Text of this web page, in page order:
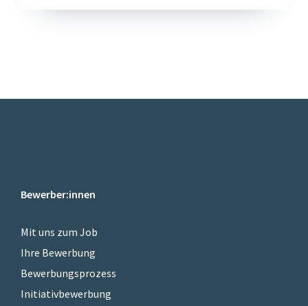
Bewerber:innen
Mit uns zum Job
Ihre Bewerbung
Bewerbungsprozess
Initiativbewerbung